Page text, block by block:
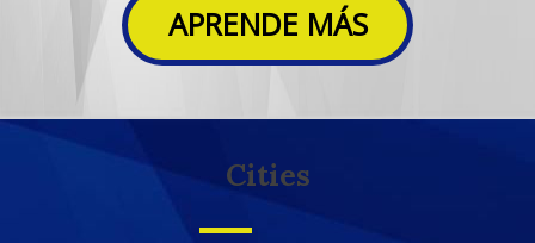
APRENDE MÁS
Cities